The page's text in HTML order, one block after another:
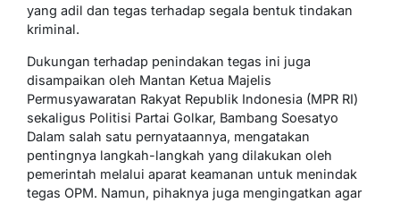
yang adil dan tegas terhadap segala bentuk tindakan
kriminal.
Dukungan terhadap penindakan tegas ini juga
disampaikan oleh Mantan Ketua Majelis
Permusyawaratan Rakyat Republik Indonesia (MPR RI)
sekaligus Politisi Partai Golkar, Bambang Soesatyo
Dalam salah satu pernyataannya, mengatakan
pentingnya langkah-langkah yang dilakukan oleh
pemerintah melalui aparat keamanan untuk menindak
tegas OPM. Namun, pihaknya juga mengingatkan agar